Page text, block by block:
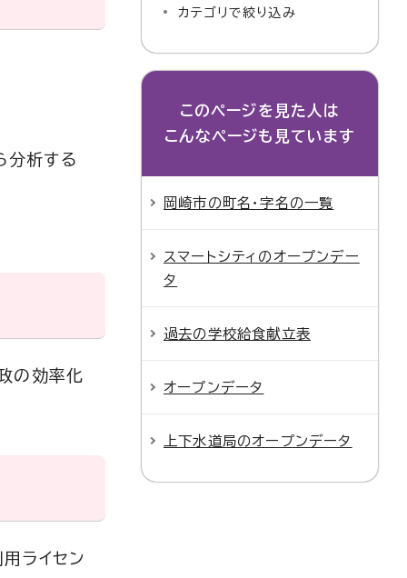
分析する
の効率化
ライセン
カテゴリで絞り込み
このページを見た人は
こんなページも見ています
岡崎市の町名・字名の一覧
スマートシティのオープンデー
タ
過去の学校給食献立表
オープンデータ
上下水道局のオープンデータ